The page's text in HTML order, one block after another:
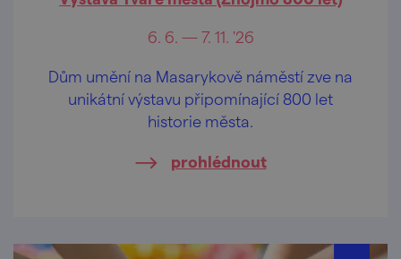
6. 6. — 7. 11. '26
Dům umění na Masarykově náměstí zve na
unikátní výstavu připomínající 800 let
historie města.
prohlédnout